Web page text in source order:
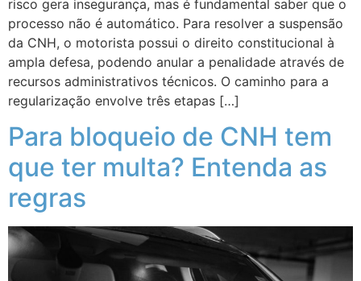
risco gera insegurança, mas é fundamental saber que o
processo não é automático. Para resolver a suspensão
da CNH, o motorista possui o direito constitucional à
ampla defesa, podendo anular a penalidade através de
recursos administrativos técnicos. O caminho para a
regularização envolve três etapas […]
Para bloqueio de CNH tem
que ter multa? Entenda as
regras